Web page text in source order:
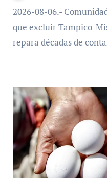
2026-08-06.- Comunidades de Veracruz advierten
que excluir Tampico-
repara décadas de